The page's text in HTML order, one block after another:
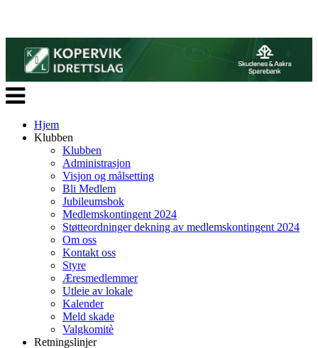
Veksle
navigasjon
Hjem
Klubben
Klubben
Administrasjon
Visjon og målsetting
Bli Medlem
Jubileumsbok
Medlemskontingent 2024
Støtteordninger dekning av medlemskontingent 2024
Om oss
Kontakt oss
Styre
Æresmedlemmer
Utleie av lokale
Kalender
Meld skade
Valgkomitè
Retningslinjer